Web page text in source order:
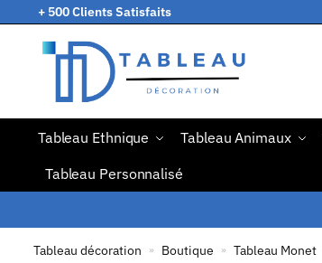
+ 500 Clients Satisfaits
Tableau Ethnique Tableau Animaux
Tableau Personnalisé
Tableau décoration » Boutique » Tableau Monet